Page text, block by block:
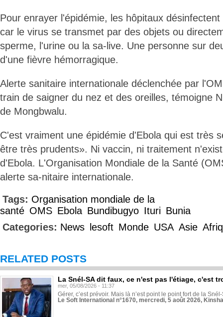
Pour enrayer l'épidémie, les hôpitaux
car le virus se transmet par des objets ou
sperme, l'urine ou la sa-live. Une personne sur
d'une fièvre hémorragique.
Alerte sanitaire internationale déclenchée par
train de saigner du nez et des oreilles, témoigne
de Mongbwalu.
C'est vraiment une épidémie d'Ebola qui est très
être très prudents». Ni vaccin, ni traitement
d'Ebola. L'Organisation Mondiale de la Santé
alerte sa-nitaire internationale.
Tags: Organisation mondiale de la
santé OMS Ebola Bundibugyo Ituri Bunia
Categories: News lesoft Monde USA Asie
RELATED POSTS
La Snél-SA dit faux, ce n'est pas l'étiage, c'est
mer, 05/08/2026 - 11:37
Gérer, c’est prévoir. Mais là n’est point le point fort de la
Le Soft International n°1670, mercredi, 5 août 2026,